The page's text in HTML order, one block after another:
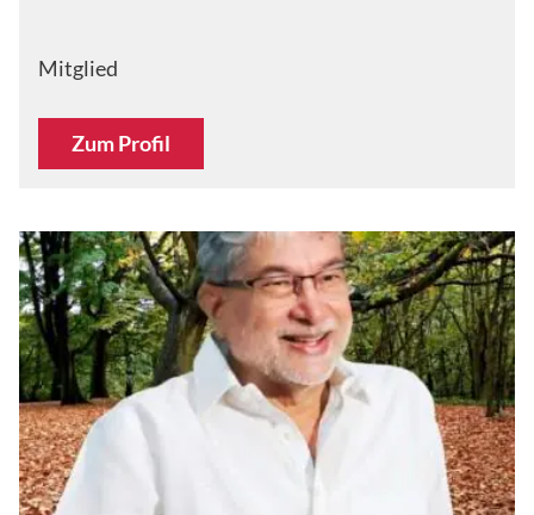
Mitglied
Zum Profil